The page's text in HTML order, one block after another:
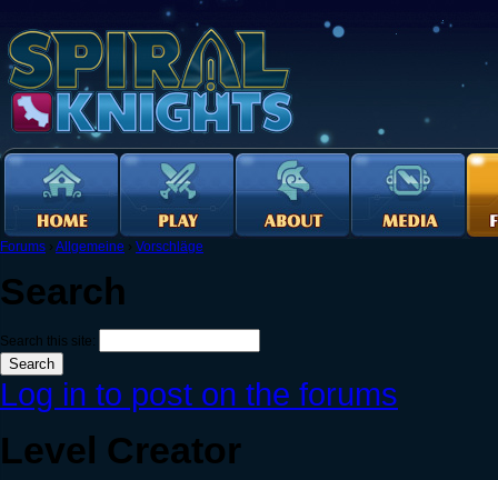
Forums › Allgemeine › Vorschläge
Search
Search this site:
Log in to post on the forums
Level Creator